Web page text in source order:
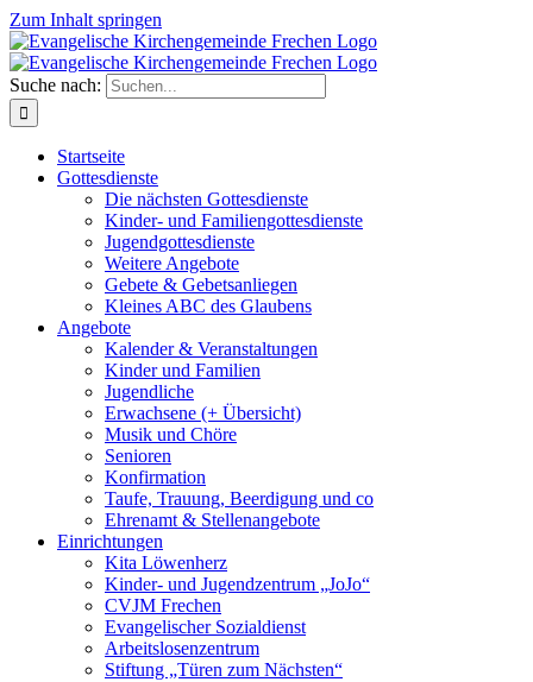
Zum Inhalt springen
Suche nach:
Startseite
Gottesdienste
Die nächsten Gottesdienste
Kinder- und Familiengottesdienste
Jugendgottesdienste
Weitere Angebote
Gebete & Gebetsanliegen
Kleines ABC des Glaubens
Angebote
Kalender & Veranstaltungen
Kinder und Familien
Jugendliche
Erwachsene (+ Übersicht)
Musik und Chöre
Senioren
Konfirmation
Taufe, Trauung, Beerdigung und co
Ehrenamt & Stellenangebote
Einrichtungen
Kita Löwenherz
Kinder- und Jugendzentrum „JoJo“
CVJM Frechen
Evangelischer Sozialdienst
Arbeitslosenzentrum
Stiftung „Türen zum Nächsten“